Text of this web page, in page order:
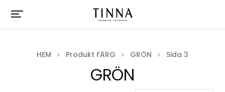
HEM Produkt FÄRG GRÖN Sida 3
GRÖN